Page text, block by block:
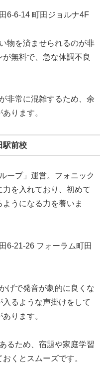
6-6-14 町田ジョルナ4F
物を済ませられるのが非
無料で、急な体調不良
非常に混雑するため、余
ります。
駅前校
ープ」運営。フォニック
を入れており、初めて
うになる力を養いま
6-21-26 フォーラム町田
げで発音が劇的に良くな
るような声掛けをして
ります。
るため、宿題や家庭学習
くとスムーズです。